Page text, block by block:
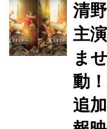
の度
催さ
桃李
中川
一朗
名 ：
アイ
清
主
ま
動
追